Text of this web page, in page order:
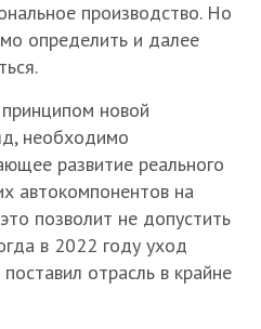
производство. Но
определить и далее
новой
необходимо
развитие реального
автокомпонентов на
позволит не допустить
в 2022 году уход
отрасль в крайне